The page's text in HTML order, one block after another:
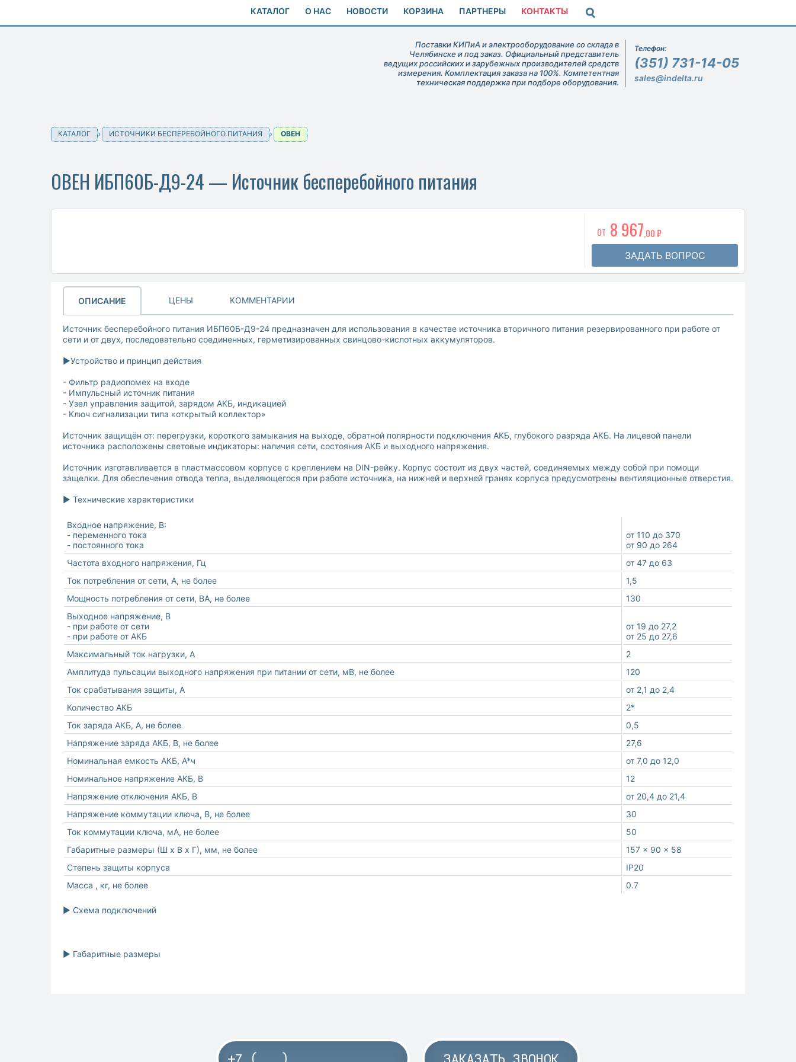
КАТАЛОГ О НАС НОВОСТИ КОРЗИНА ПАРТНЕРЫ КОНТАКТЫ
Поставки КИПиА и электрооборудование со склада в
Челябинске и под заказ. Официальный представитель
ведущих российских и зарубежных производителей средств
измерения. Комплектация заказа на 100%. Компетентная
техническая поддержка при подборе оборудования.
Телефон:
(351) 731-14-05
sales@indelta.ru
КАТАЛОГ ИСТОЧНИКИ БЕСПЕРЕБОЙНОГО ПИТАНИЯ ОВЕН
ОВЕН ИБП60Б-Д9-24 — Источник бесперебойного питания
ОТ 8 967,00 ₽
ЗАДАТЬ ВОПРОС
ОПИСАНИЕ ЦЕНЫ КОММЕНТАРИИ
Источник бесперебойного питания ИБП60Б-Д9-24 предназначен для использования в качестве источника вторичного питания резервированного при работе от
сети и от двух, последовательно соединенных, герметизированных свинцово-кислотных аккумуляторов.
►Устройство и принцип действия
- Фильтр радиопомех на входе
- Импульсный источник питания
- Узел управления защитой, зарядом АКБ, индикацией
- Ключ сигнализации типа «открытый коллектор»
Источник защищён от: перегрузки, короткого замыкания на выходе, обратной полярности подключения АКБ, глубокого разряда АКБ. На лицевой панели
источника расположены световые индикаторы: наличия сети, состояния АКБ и выходного напряжения.
Источник изготавливается в пластмассовом корпусе с креплением на DIN-рейку. Корпус состоит из двух частей, соединяемых между собой при помощи
защелки. Для обеспечения отвода тепла, выделяющегося при работе источника, на нижней и верхней гранях корпуса предусмотрены вентиляционные отверстия.
► Технические характеристики
Входное напряжение, В:
- переменного тока
- постоянного тока
от 110 до 370
от 90 до 264
Частота входного напряжения, Гц
от 47 до 63
Ток потребления от сети, А, не более
1,5
Мощность потребления от сети, ВА, не более
130
Выходное напряжение, В
- при работе от сети
- при работе от АКБ
от 19 до 27,2
от 25 до 27,6
Максимальный ток нагрузки, А
2
Амплитуда пульсации выходного напряжения при питании от сети, мВ, не более
120
Ток срабатывания защиты, А
от 2,1 до 2,4
Количество АКБ
2*
Ток заряда АКБ, А, не более
0,5
Напряжение заряда АКБ, В, не более
27,6
Номинальная емкость АКБ, А*ч
от 7,0 до 12,0
Номинальное напряжение АКБ, В
12
Напряжение отключения АКБ, В
от 20,4 до 21,4
Напряжение коммутации ключа, В, не более
30
Ток коммутации ключа, мА, не более
50
Габаритные размеры (Ш x В x Г), мм, не более
157 x 90 x 58
Степень защиты корпуса
IP20
Масса , кг, не более
0.7
► Схема подключений
► Габаритные размеры
ЗАКАЗАТЬ ЗВОНОК